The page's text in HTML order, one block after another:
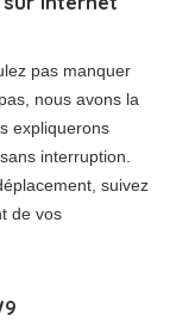
pas manquer
nous avons la
expliquerons
interruption.
suivez
de vos